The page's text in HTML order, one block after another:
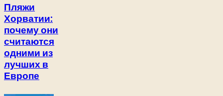
Пляжи
Хорватии:
почему они
считаются
одними из
лучших в
Европе